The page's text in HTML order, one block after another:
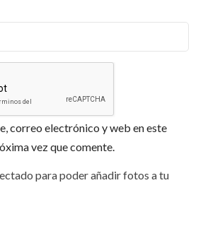
para proyectos
de Jafep son respetuosos con
correo electrónico y web en este
vez que comente.
para poder añadir fotos a tu